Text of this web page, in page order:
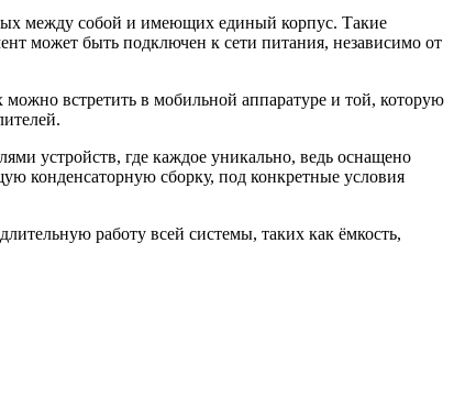
между собой и имеющих единый корпус. Такие
может быть подключен к сети питания, независимо от
встретить в мобильной аппаратуре и той, которую
устройств, где каждое уникально, ведь оснащено
конденсаторную сборку, под конкретные условия
работу всей системы, таких как ёмкость,